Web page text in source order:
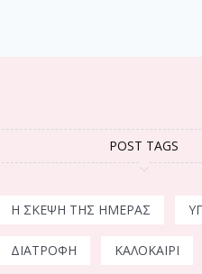
POST TAGS
Η ΣΚΈΨΗ ΤΗΣ ΗΜΈΡΑΣ
ΔΙΑΤΡΟΦΉ ΚΑΛΟΚΑΊΡΙ